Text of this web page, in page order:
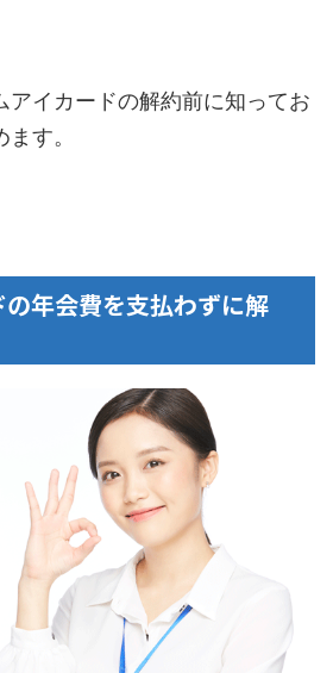
アイカードの解約前に知ってお
す。
年会費を支払わずに解